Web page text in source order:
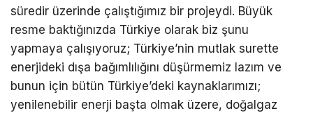
süredir üzerinde çalıştığımız bir projeydi. Büyük
resme baktığınızda Türkiye olarak biz şunu
yapmaya çalışıyoruz; Türkiye’nin mutlak surette
enerjideki dışa bağımlılığını düşürmemiz lazım ve
bunun için bütün Türkiye’deki kaynaklarımızı;
yenilenebilir enerji başta olmak üzere, doğalgaz